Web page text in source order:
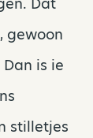
gewoon
is ie
stilletjes